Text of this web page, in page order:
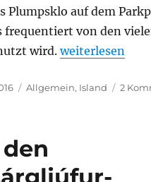
Plumpsklo auf dem
frequentiert von den
wird.„First time
weiterlesen
Kategorien
Allgemein, Island 2